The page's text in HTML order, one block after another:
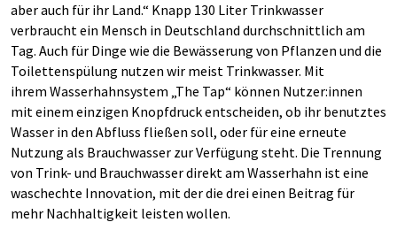
aber auch für ihr Land.“ Knapp 130 Liter Trinkwasser
verbraucht ein Mensch in Deutschland durchschnittlich am
Tag. Auch für Dinge wie die Bewässerung von Pflanzen und die
Toilettenspülung nutzen wir meist Trinkwasser. Mit
ihrem Wasserhahnsystem „The Tap“ können Nutzer:innen
mit einem einzigen Knopfdruck entscheiden, ob ihr benutztes
Wasser in den Abfluss fließen soll, oder für eine erneute
Nutzung als Brauchwasser zur Verfügung steht. Die Trennung
von Trink- und Brauchwasser direkt am Wasserhahn ist eine
waschechte Innovation, mit der die drei einen Beitrag für
mehr Nachhaltigkeit leisten wollen.